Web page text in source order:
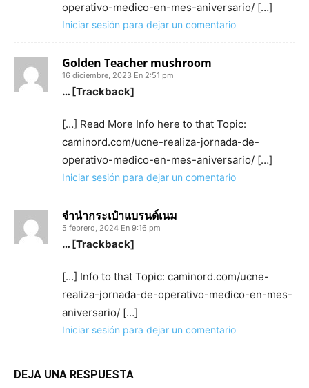
operativo-medico-en-mes-aniversario/ […]
Iniciar sesión para dejar un comentario
Golden Teacher mushroom
16 diciembre, 2023 En 2:51 pm
… [Trackback]
[…] Read More Info here to that Topic:
caminord.com/ucne-realiza-jornada-de-
operativo-medico-en-mes-aniversario/ […]
Iniciar sesión para dejar un comentario
จำนำกระเป๋าแบรนด์เนม
5 febrero, 2024 En 9:16 pm
… [Trackback]
[…] Info to that Topic: caminord.com/ucne-
realiza-jornada-de-operativo-medico-en-mes-
aniversario/ […]
Iniciar sesión para dejar un comentario
DEJA UNA RESPUESTA